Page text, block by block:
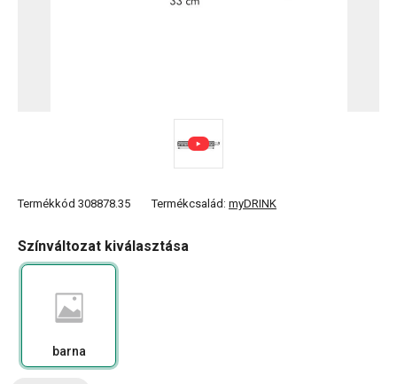
Termékkód 308878.35 Termékcsalád: myDRINK
Színváltozat kiválasztása
barna